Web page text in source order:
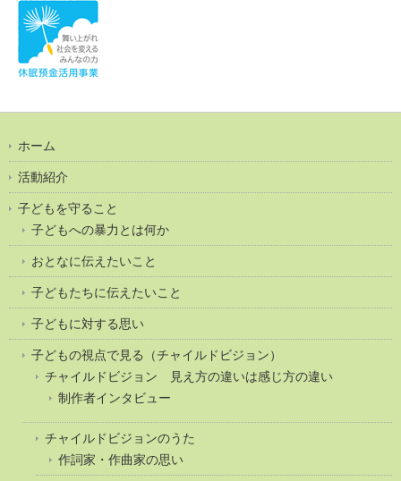
ホーム
活動紹介
子どもを守ること
子どもへの暴力とは何か
おとなに伝えたいこと
子どもたちに伝えたいこと
子どもに対する思い
子どもの視点で見る（チャイルドビジョン）
チャイルドビジョン 見え方の違いは感じ方の違い
制作者インタビュー
チャイルドビジョンのうた
作詞家・作曲家の思い